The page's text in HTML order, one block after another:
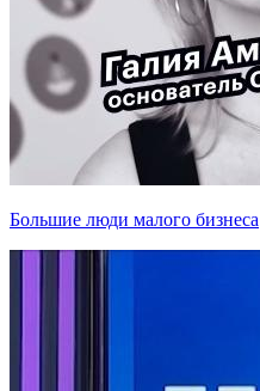
Большие люди малого бизнеса